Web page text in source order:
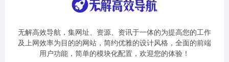
无解高效导航，集网址、资源、资讯于一体的为提高您的工作
及上网效率为目的的网站，简约优雅的设计风格，全面的前端
用户功能，简单的模块化配置，欢迎您的体验！